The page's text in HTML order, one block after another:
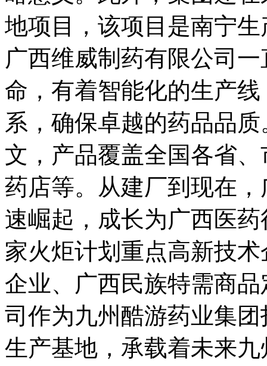
地项目，该项目是南宁
广西维威制药有限公司
命，有着智能化的生产
系，确保卓越的药品
文，产品覆盖全国各省
药店等。从建厂到现在
速崛起，成长为广西医
家火炬计划重点高新技术
企业、广西民族特需
司作为九州酷游药业集
生产基地，承载着未